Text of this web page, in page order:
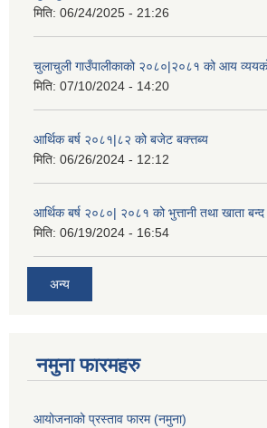
मिति: 06/24/2025 - 21:26
चुलाचुली गाउँपालीकाको २०८०|२०८१ को आय
मिति: 07/10/2024 - 14:20
आर्थिक बर्ष २०८१|८२ को बजेट बक्त्तब्य
मिति: 06/26/2024 - 12:12
आर्थिक बर्ष २०८०| २०८१ को भुत्तानी तथा खाता बन्द
मिति: 06/19/2024 - 16:54
अन्य
नमुना फारमहरु
आयोजनाको प्रस्ताव फारम (नमुना)